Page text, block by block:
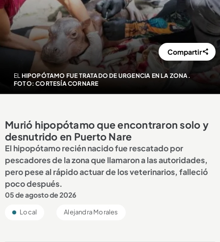
EL HIPOPÓTAMO FUE TRATADO DE URGENCIA EN LA ZONA.
FOTO: CORTESÍA CORNARE
Compartir
Murió hipopótamo que encontraron solo y
desnutrido en Puerto Nare
El hipopótamo recién nacido fue rescatado por
pescadores de la zona que llamaron a las autoridades,
pero pese al rápido actuar de los veterinarios, falleció
poco después.
05 de agosto de 2026
Local Alejandra Morales